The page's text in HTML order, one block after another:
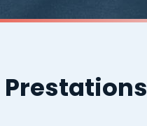
Prestations